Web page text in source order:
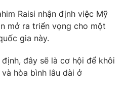
Raisi nhận định việc Mỹ
mở ra triển vọng cho một
gia này.
đây sẽ là cơ hội để khôi
hòa bình lâu dài ở